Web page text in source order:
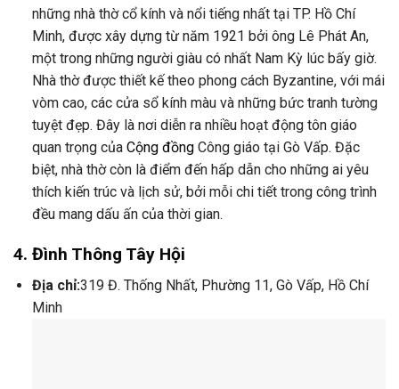
những nhà thờ cổ kính và nổi tiếng nhất tại TP. Hồ Chí
Minh, được xây dựng từ năm 1921 bởi ông Lê Phát An,
một trong những người giàu có nhất Nam Kỳ lúc bấy giờ.
Nhà thờ được thiết kế theo phong cách Byzantine, với mái
vòm cao, các cửa sổ kính màu và những bức tranh tường
tuyệt đẹp. Đây là nơi diễn ra nhiều hoạt động tôn giáo
quan trọng của Cộng đồngCông giáo tại Gò Vấp. Đặc
biệt, nhà thờ còn là điểm đến hấp dẫn cho những ai yêu
thích kiến trúc và lịch sử, bởi mỗi chi tiết trong công trình
đều mang dấu ấn của thời gian.
4. Đình Thông Tây Hội
Địa chỉ:319 Đ. Thống Nhất, Phường 11, Gò Vấp, Hồ Chí
Minh